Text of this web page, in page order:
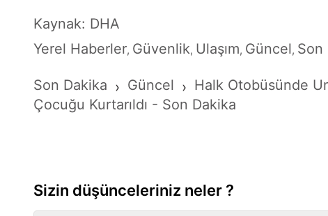
Kaynak: DHA
Yerel Haberler, Güvenlik, Ulaşım, Güncel, Son
Son Dakika › Güncel › Halk Otobüsünde
Çocuğu Kurtarıldı - Son Dakika
Sizin düşünceleriniz neler ?